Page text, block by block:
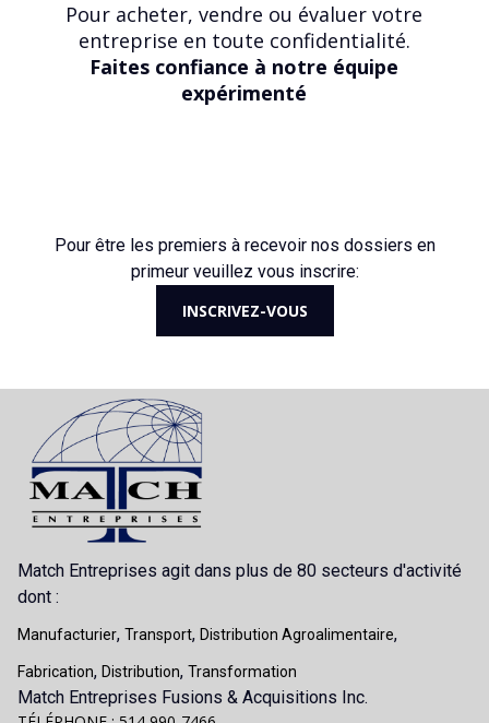
Pour acheter, vendre ou évaluer votre
entreprise en toute confidentialité.
Faites confiance à notre équipe
expérimenté
Pour être les premiers à recevoir nos dossiers en
primeur veuillez vous inscrire:
INSCRIVEZ-VOUS
Match Entreprises agit dans plus de 80 secteurs d'activité
dont :
Manufacturier, Transport, Distribution Agroalimentaire,
Fabrication, Distribution, Transformation
Match Entreprises Fusions & Acquisitions Inc.